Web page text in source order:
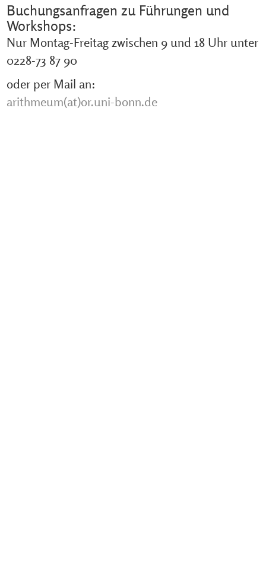
Buchungsanfragen zu Führungen und
Workshops:
Nur Montag-Freitag zwischen 9 und 18 Uhr unter
0228-73 87 90
oder per Mail an:
arithmeum(at)or.uni-bonn.de